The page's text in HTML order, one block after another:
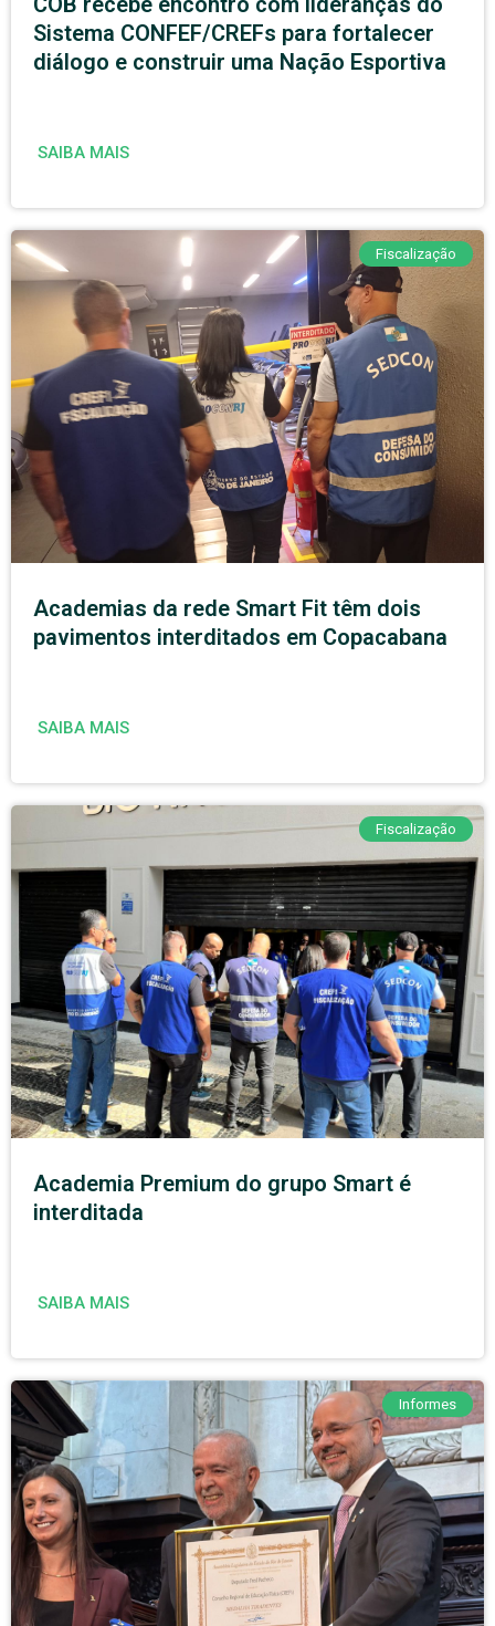
Sistema CONFEF/CREFs para fortalecer
diálogo e construir uma Nação Esportiva
SAIBA MAIS
Fiscalização
Academias da rede Smart Fit têm dois
pavimentos interditados em Copacabana
SAIBA MAIS
Fiscalização
Academia Premium do grupo Smart é
interditada
SAIBA MAIS
Informes